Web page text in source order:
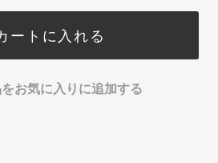
ートに入れる
お気に入りに追加する